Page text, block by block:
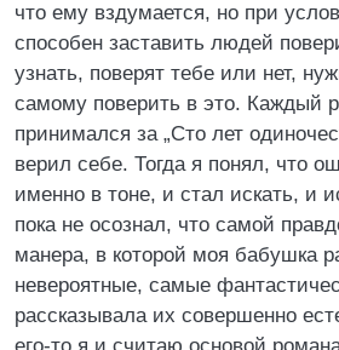
что ему вздумается, но при
способен заставить людей
узнать, поверят тебе или нет,
самому поверить в это. Каждый
принимался за „Сто лет
верил себе. Тогда я понял, что
именно в тоне, и стал искать, и
пока не осознал, что самой
манера, в которой моя бабушка
невероятные, самые
рассказывала их совершенно